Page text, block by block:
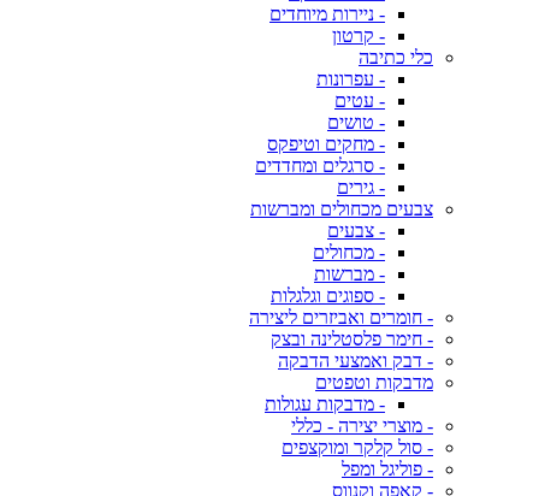
- ניירות מיוחדים
- קרטון
כלי כתיבה
- עפרונות
- עטים
- טושים
- מחקים וטיפקס
- סרגלים ומחדדים
- גירים
צבעים מכחולים ומברשות
- צבעים
- מכחולים
- מברשות
- ספוגים וגלגלות
- חומרים ואביזרים ליצירה
- חימר פלסטלינה ובצק
- דבק ואמצעי הדבקה
מדבקות וטפטים
- מדבקות עגולות
- מוצרי יצירה - כללי
- סול קלקר ומוקצפים
- פוליגל ומפל
- קאפה וקנווס